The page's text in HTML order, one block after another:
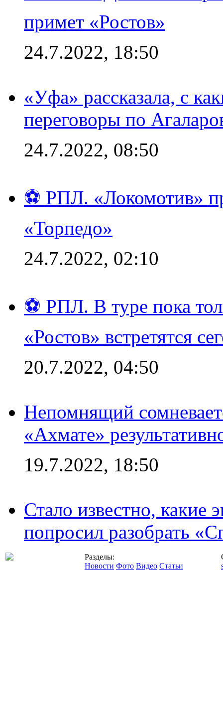
примет «Ростов»
24.7.2022, 18:50
«Уфа» рассказала, с
переговоры по
24.7.2022, 08:50
⚽ РПЛ. «Локомотив»
«Торпедо»
24.7.2022, 02:10
⚽ РПЛ. В туре пока
«Ростов» встретятся
20.7.2022, 04:50
Непомнящий
«Ахмате»
19.7.2022, 18:50
Стало известно, какие
попросил разобрать
Разделы:
Новости Фото Видео Статьи